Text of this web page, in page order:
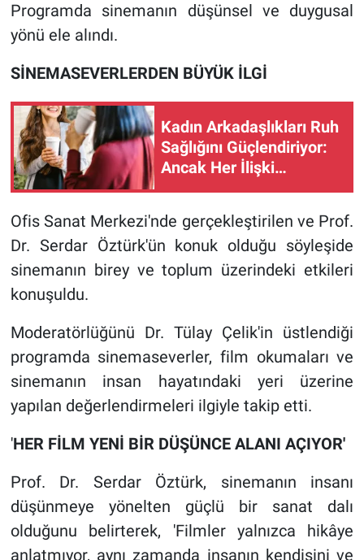
Programda sinemanın düşünsel ve duygusal
yönü ele alındı.
SİNEMASEVERLERDEN BÜYÜK İLGİ
Kadın Arkadaşlıkları Ruh
Sağlığını Güçlendiriyor:
Ancak Her İlişki
Ofis Sanat Merkezi'nde gerçekleştirilen ve Prof.
Dr. Serdar Öztürk'ün konuk olduğu söyleşide
sinemanın birey ve toplum üzerindeki etkileri
konuşuldu.
Moderatörlüğünü Dr. Tülay Çelik'in üstlendiği
programda sinemaseverler, film okumaları ve
sinemanın insan hayatındaki yeri üzerine
yapılan değerlendirmeleri ilgiyle takip etti.
'HER FİLM YENİ BİR DÜŞÜNCE ALANI AÇIYOR'
Prof. Dr. Serdar Öztürk, sinemanın insanı
düşünmeye yönelten güçlü bir sanat dalı
olduğunu belirterek, 'Filmler yalnızca hikâye
anlatmıyor, aynı zamanda insanın kendisini ve